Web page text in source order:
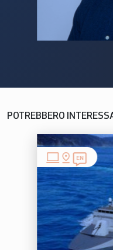
POTREBBERO
EN